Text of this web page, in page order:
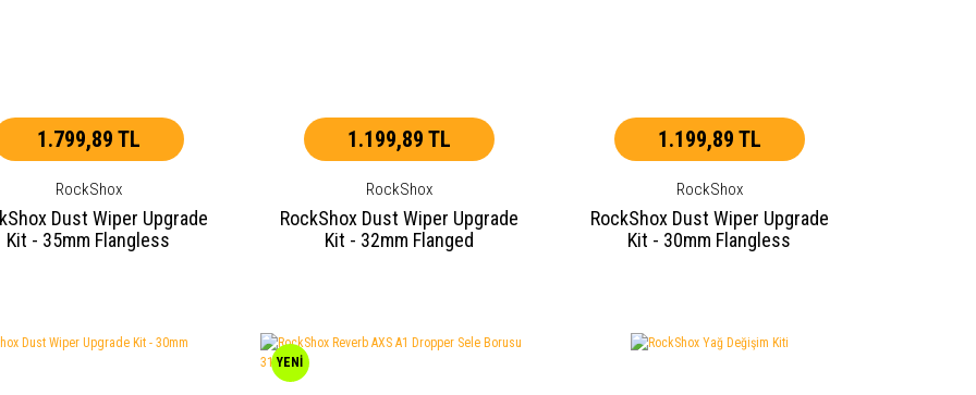
1.799,89 TL
RockShox
Dust Wiper Upgrade
Kit - 35mm Flangless
1.199,89 TL
RockShox
RockShox Dust Wiper Upgrade
Kit - 32mm Flanged
1.199,89 TL
RockShox
RockShox Dust Wiper Upgrade
Kit - 30mm Flangless
YENİ